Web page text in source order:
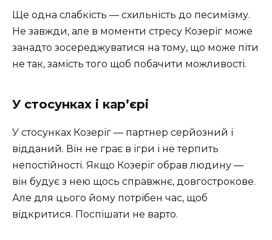
Ще одна слабкість — схильність до песимізму.
Не завжди, але в моменти стресу Козеріг може
занадто зосереджуватися на тому, що може піти
не так, замість того щоб побачити можливості.
У стосунках і кар’єрі
У стосунках Козеріг — партнер серйозний і
відданий. Він не грає в ігри і не терпить
непостійності. Якщо Козеріг обрав людину —
він будує з нею щось справжнє, довгострокове.
Але для цього йому потрібен час, щоб
відкритися. Поспішати не варто.